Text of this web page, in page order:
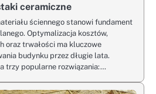
ceramiczne
ściennego stanowi fundament
Optymalizacja kosztów,
oraz trwałości ma kluczowe
budynku przez długie lata.
trzy popularne rozwiązania:…